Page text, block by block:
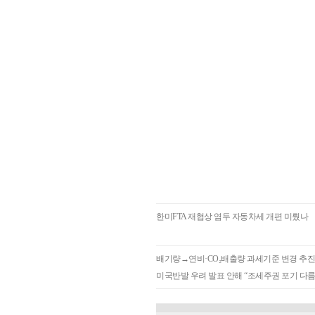
한미FTA 재협상 염두 자동차세 개편 미뤘나
배기량→연비·CO₂배출량 과세기준 변경 추
미국반발 우려 발표 안해 “조세주권 포기 다